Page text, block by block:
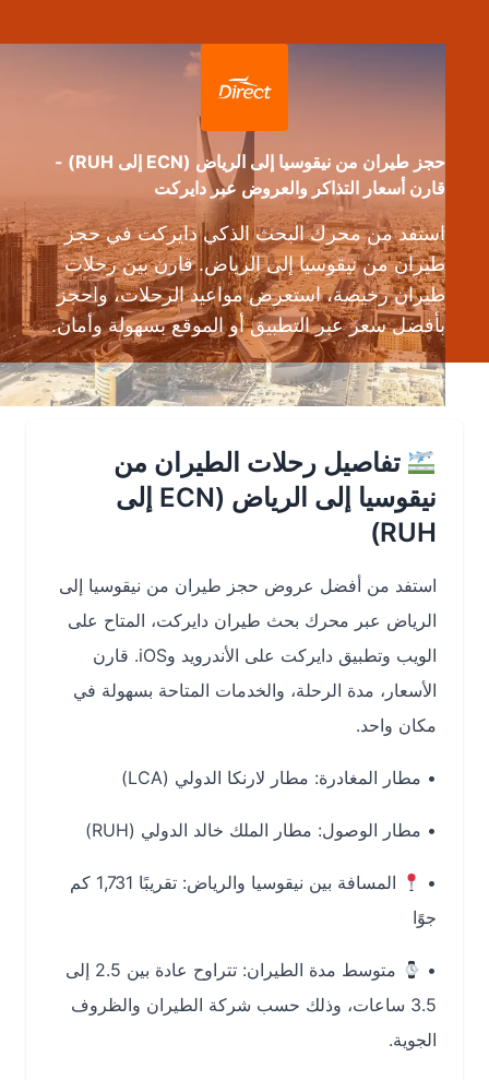
حجز طيران من نيقوسيا إلى الرياض (ECN إلى RUH) -
قارن أسعار التذاكر والعروض عبر دايركت
استفد من محرك البحث الذكي دايركت في حجز
طيران من نيقوسيا إلى الرياض. قارن بين رحلات
طيران رخيصة، استعرض مواعيد الرحلات، واحجز
بأفضل سعر عبر التطبيق أو الموقع بسهولة وأمان.
تفاصيل رحلات الطيران من
نيقوسيا إلى الرياض (ECN إلى
RUH)
استفد من أفضل عروضحجز طيران من نيقوسيا إلى
الرياضعبر محرك بحث طيران دايركت، المتاح على
الويب وتطبيق دايركت على الأندرويد وiOS. قارن
الأسعار، مدة الرحلة، والخدمات المتاحة بسهولة في
مكان واحد.
مطار المغادرة:مطار لارنكا الدولي (LCA)
مطار الوصول:مطار الملك خالد الدولي (RUH)
المسافة بين نيقوسيا والرياض:
تقريبًا 1,731 كم
متوسط مدة الطيران:تتراوح عادة بين
2.5 إلى
، وذلك حسب شركة الطيران والظروف
الجوية.